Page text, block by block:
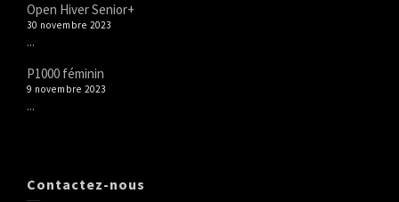
Open Hiver Senior+
30 novembre 2023
...
P1000 féminin
9 novembre 2023
...
Contactez-nous